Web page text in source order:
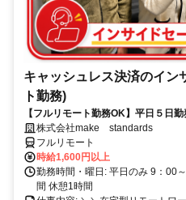
キャッシュレス決済のイン
ト勤務)
【フルリモート勤務OK】平日５日
スキルアップ
株式会社make standards
フルリモート
時給1,600円以上
勤務時間・曜日: 平日のみ 9：00
間 休憩1時間